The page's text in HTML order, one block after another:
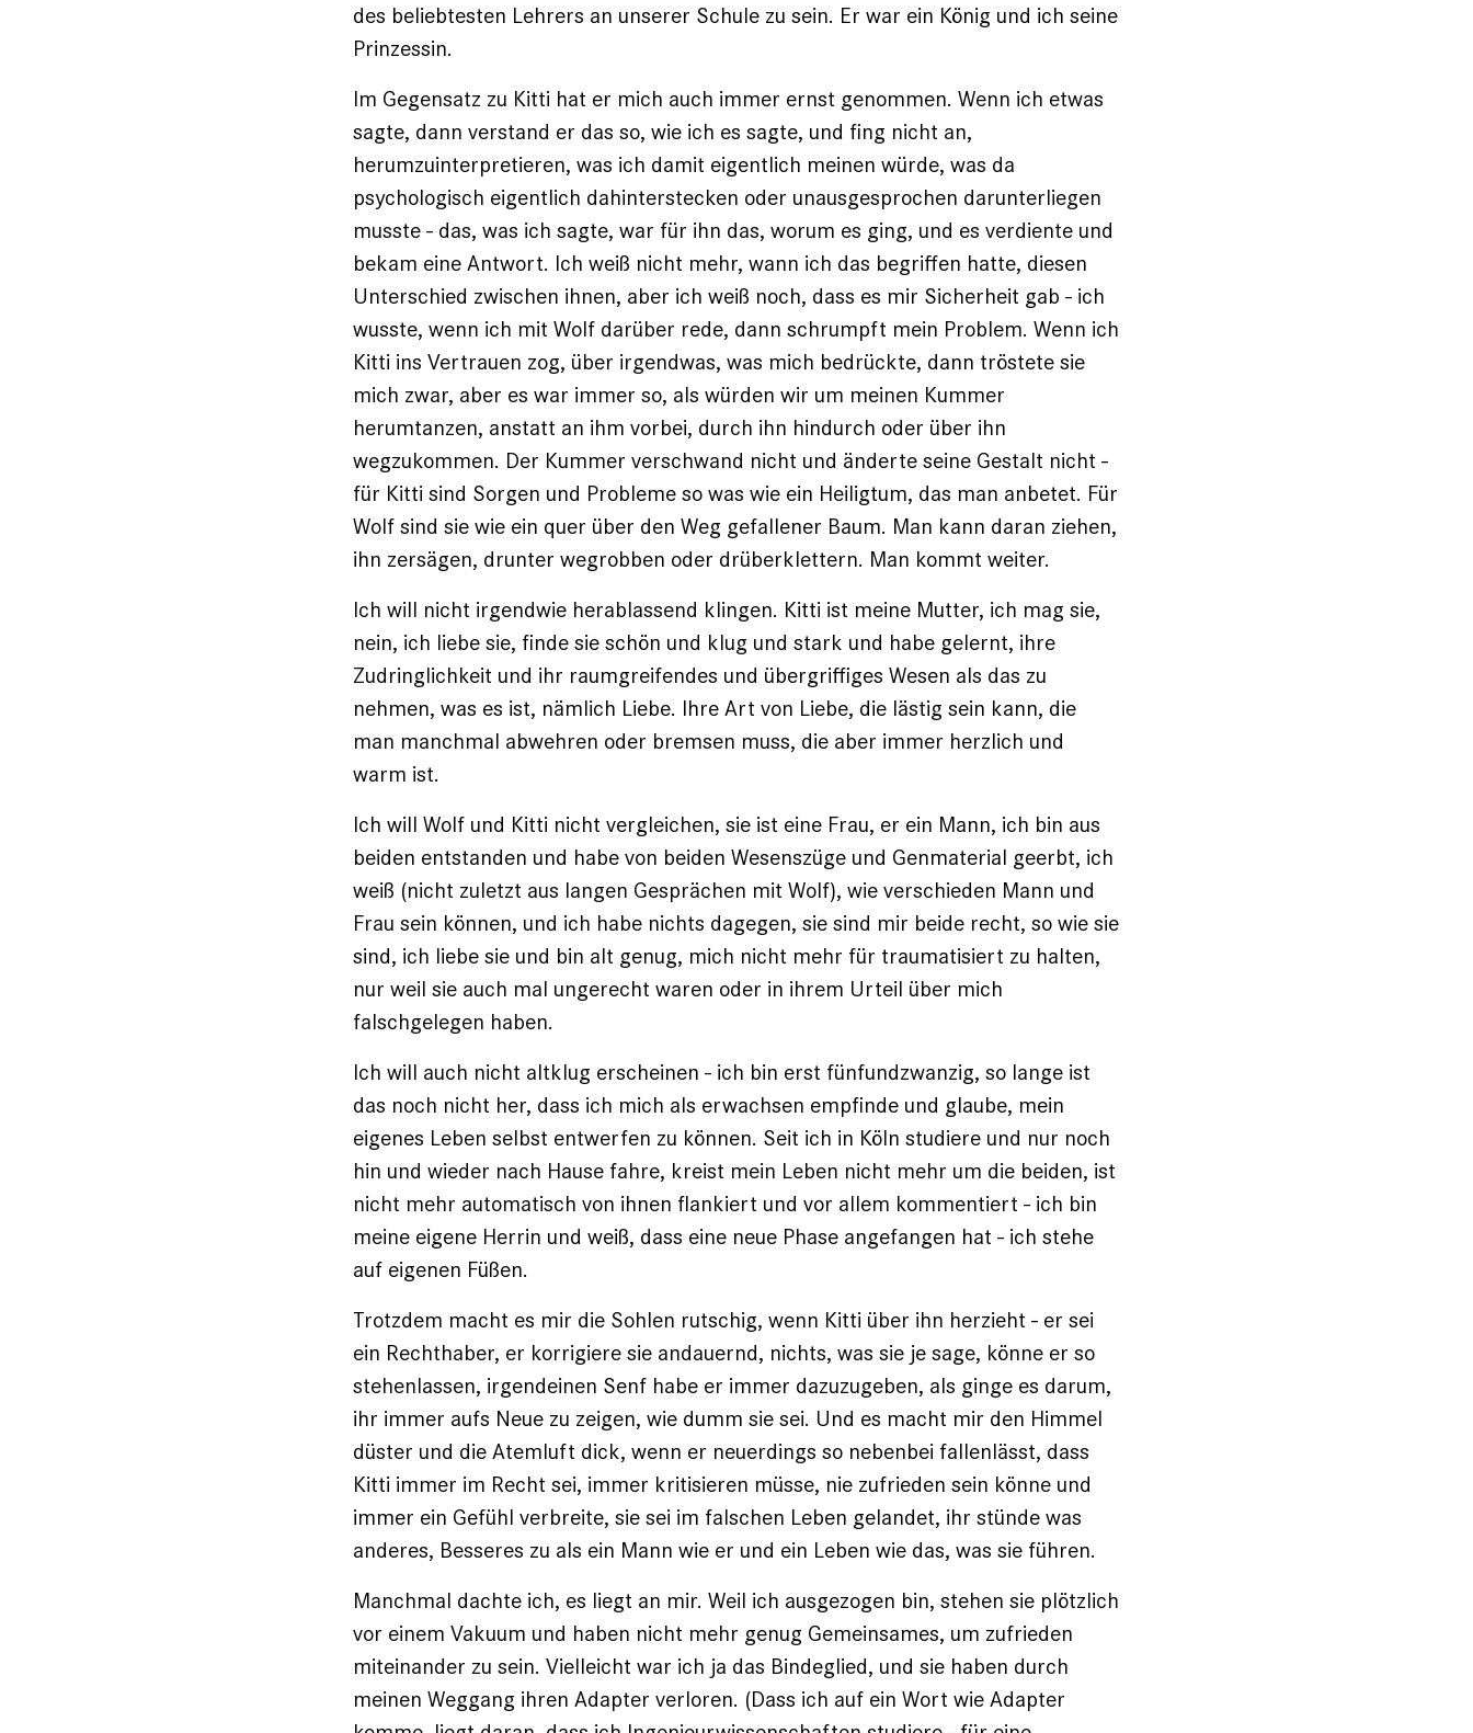
des beliebtesten Lehrers an unserer Schule zu sein. Er war ein König und ich seine
Prinzessin.
Im Gegensatz zu Kitti hat er mich auch immer ernst genommen. Wenn ich etwas
sagte, dann verstand er das so, wie ich es sagte, und fing nicht an,
herumzuinterpretieren, was ich damit eigentlich meinen würde, was da
psychologisch eigentlich dahinterstecken oder unausgesprochen darunterliegen
musste - das, was ich sagte, war für ihn das, worum es ging, und es verdiente und
bekam eine Antwort. Ich weiß nicht mehr, wann ich das begriffen hatte, diesen
Unterschied zwischen ihnen, aber ich weiß noch, dass es mir Sicherheit gab - ich
wusste, wenn ich mit Wolf darüber rede, dann schrumpft mein Problem. Wenn ich
Kitti ins Vertrauen zog, über irgendwas, was mich bedrückte, dann tröstete sie
mich zwar, aber es war immer so, als würden wir um meinen Kummer
herumtanzen, anstatt an ihm vorbei, durch ihn hindurch oder über ihn
wegzukommen. Der Kummer verschwand nicht und änderte seine Gestalt nicht -
für Kitti sind Sorgen und Probleme so was wie ein Heiligtum, das man anbetet. Für
Wolf sind sie wie ein quer über den Weg gefallener Baum. Man kann daran ziehen,
ihn zersägen, drunter wegrobben oder drüberklettern. Man kommt weiter.
Ich will nicht irgendwie herablassend klingen. Kitti ist meine Mutter, ich mag sie,
nein, ich liebe sie, finde sie schön und klug und stark und habe gelernt, ihre
Zudringlichkeit und ihr raumgreifendes und übergriffiges Wesen als das zu
nehmen, was es ist, nämlich Liebe. Ihre Art von Liebe, die lästig sein kann, die
man manchmal abwehren oder bremsen muss, die aber immer herzlich und
warm ist.
Ich will Wolf und Kitti nicht vergleichen, sie ist eine Frau, er ein Mann, ich bin aus
beiden entstanden und habe von beiden Wesenszüge und Genmaterial geerbt, ich
weiß (nicht zuletzt aus langen Gesprächen mit Wolf), wie verschieden Mann und
Frau sein können, und ich habe nichts dagegen, sie sind mir beide recht, so wie sie
sind, ich liebe sie und bin alt genug, mich nicht mehr für traumatisiert zu halten,
nur weil sie auch mal ungerecht waren oder in ihrem Urteil über mich
falschgelegen haben.
Ich will auch nicht altklug erscheinen - ich bin erst fünfundzwanzig, so lange ist
das noch nicht her, dass ich mich als erwachsen empfinde und glaube, mein
eigenes Leben selbst entwerfen zu können. Seit ich in Köln studiere und nur noch
hin und wieder nach Hause fahre, kreist mein Leben nicht mehr um die beiden, ist
nicht mehr automatisch von ihnen flankiert und vor allem kommentiert - ich bin
meine eigene Herrin und weiß, dass eine neue Phase angefangen hat - ich stehe
auf eigenen Füßen.
Trotzdem macht es mir die Sohlen rutschig, wenn Kitti über ihn herzieht - er sei
ein Rechthaber, er korrigiere sie andauernd, nichts, was sie je sage, könne er so
stehenlassen, irgendeinen Senf habe er immer dazuzugeben, als ginge es darum,
ihr immer aufs Neue zu zeigen, wie dumm sie sei. Und es macht mir den Himmel
düster und die Atemluft dick, wenn er neuerdings so nebenbei fallenlässt, dass
Kitti immer im Recht sei, immer kritisieren müsse, nie zufrieden sein könne und
immer ein Gefühl verbreite, sie sei im falschen Leben gelandet, ihr stünde was
anderes, Besseres zu als ein Mann wie er und ein Leben wie das, was sie führen.
Manchmal dachte ich, es liegt an mir. Weil ich ausgezogen bin, stehen sie plötzlich
vor einem Vakuum und haben nicht mehr genug Gemeinsames, um zufrieden
miteinander zu sein. Vielleicht war ich ja das Bindeglied, und sie haben durch
meinen Weggang ihren Adapter verloren. (Dass ich auf ein Wort wie Adapter